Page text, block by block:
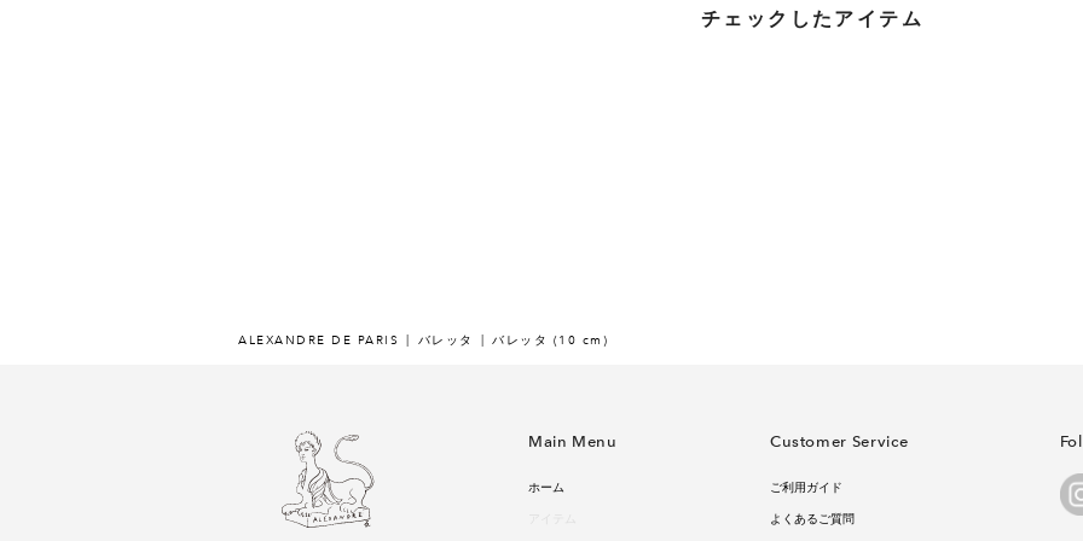
チェックしたアイテム
ALEXANDRE DE PARIS バレッタ バレッタ (10 cm)
Main Menu
ホーム
Customer Service
ご利用ガイド
よくあるご質問